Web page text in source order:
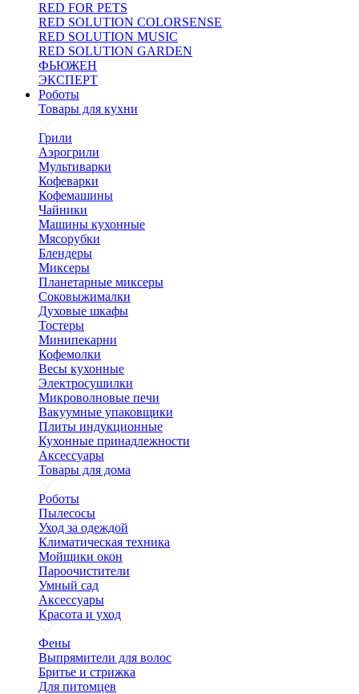
RED FOR PETS
RED SOLUTION COLORSENSE
RED SOLUTION MUSIC
RED SOLUTION GARDEN
ФЬЮЖЕН
ЭКСПЕРТ
Роботы
Товары для кухни
Грили
Аэрогрили
Мультиварки
Кофеварки
Кофемашины
Чайники
Машины кухонные
Мясорубки
Блендеры
Миксеры
Планетарные миксеры
Соковыжималки
Духовые шкафы
Тостеры
Минипекарни
Кофемолки
Весы кухонные
Электросушилки
Микроволновые печи
Вакуумные упаковщики
Плиты индукционные
Кухонные принадлежности
Аксессуары
Товары для дома
Роботы
Пылесосы
Уход за одеждой
Климатическая техника
Мойщики окон
Пароочистители
Умный сад
Аксессуары
Красота и уход
Фены
Выпрямители для волос
Бритье и стрижка
Для питомцев